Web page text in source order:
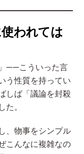
使われては
——こういった言
う性質を持ってい
しば「議論を封殺
た。
、物事をシンプル
こんなに複雑なの